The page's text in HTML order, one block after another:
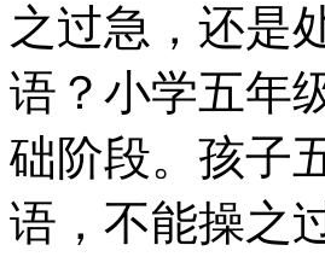
之过急，还是
语？小学五年
础阶段。孩子
语，不能操之